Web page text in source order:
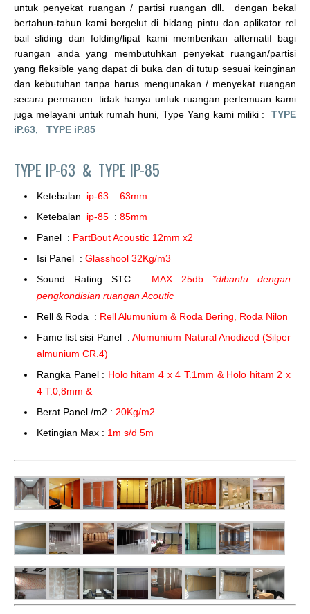
untuk penyekat ruangan / partisi ruangan dll. dengan bekal
bertahun-tahun kami bergelut di bidang pintu dan aplikator rel
bail sliding dan folding/lipat kami memberikan alternatif bagi
ruangan anda yang membutuhkan penyekat ruangan/partisi
yang fleksible yang dapat di buka dan di tutup sesuai keinginan
dan kebutuhan tanpa harus mengunakan / menyekat ruangan
secara permanen. tidak hanya untuk ruangan pertemuan kami
juga melayani untuk rumah huni, Type Yang kami miliki : TYPE
iP.63, TYPE iP.85
TYPE IP-63 & TYPE IP-85
Ketebalan ip-63 : 63mm
Ketebalan ip-85 : 85mm
Panel : PartBout Acoustic 12mm x2
Isi Panel : Glasshool 32Kg/m3
Sound Rating STC : MAX 25db *dibantu dengan
pengkondisian ruangan Acoutic
Rell & Roda : Rell Alumunium & Roda Bering, Roda Nilon
Fame list sisi Panel :Alumunium Natural Anodized (Silper
almunium CR.4)
Rangka Panel : Holo hitam 4 x 4 T.1mm & Holo hitam 2 x
4 T.0,8mm &
Berat Panel /m2 : 20Kg/m2
Ketingian Max : 1m s/d 5m